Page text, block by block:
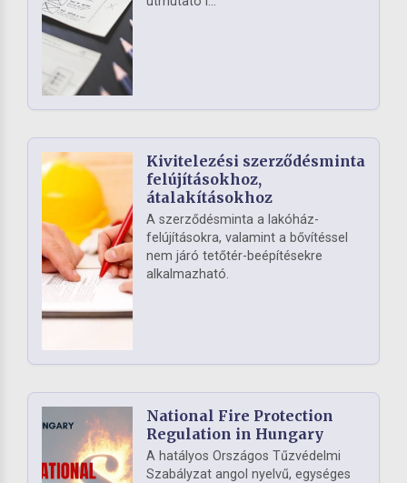
Kivitelezési szerződésminta
felújításokhoz,
átalakításokhoz
A szerződésminta a lakóház-
felújításokra, valamint a bővítéssel
nem járó tetőtér-beépítésekre
alkalmazható.
National Fire Protection
Regulation in Hungary
A hatályos Országos Tűzvédelmi
Szabályzat angol nyelvű, egységes